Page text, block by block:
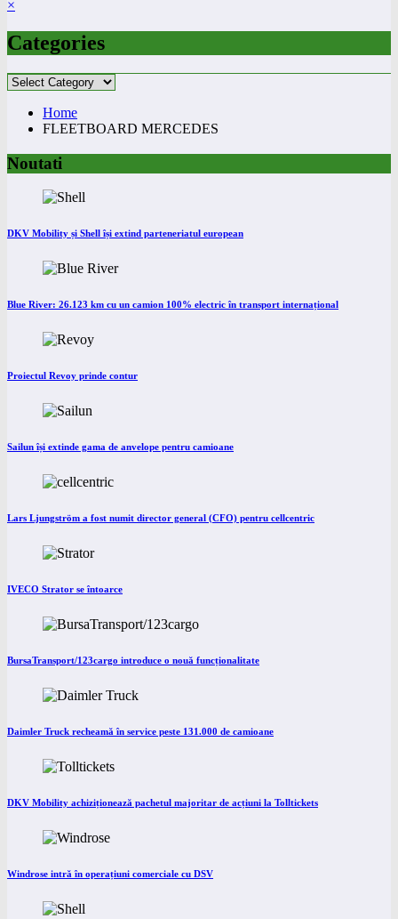
×
Categories
Categories
Home
FLEETBOARD MERCEDES
Noutati
DKV Mobility și Shell își extind parteneriatul european
Blue River: 26.123 km cu un camion 100% electric în transport internațional
Proiectul Revoy prinde contur
Sailun își extinde gama de anvelope pentru camioane
Lars Ljungström a fost numit director general (CFO) pentru cellcentric
IVECO Strator se întoarce
BursaTransport/123cargo introduce o nouă funcționalitate
Daimler Truck recheamă în service peste 131.000 de camioane
DKV Mobility achiziționează pachetul majoritar de acțiuni la Tolltickets
Windrose intră în operațiuni comerciale cu DSV